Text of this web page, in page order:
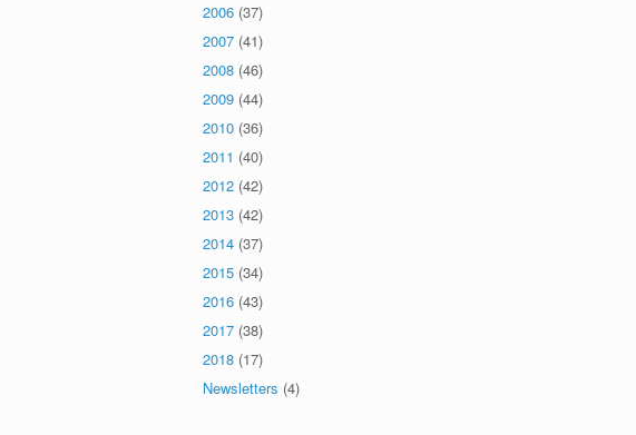
2006 (37)
2007 (41)
2008 (46)
2009 (44)
2010 (36)
2011 (40)
2012 (42)
2013 (42)
2014 (37)
2015 (34)
2016 (43)
2017 (38)
2018 (17)
Newsletters (4)